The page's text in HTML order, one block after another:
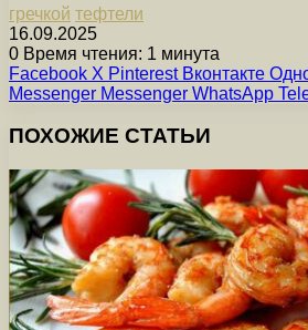
гречкой тефтели
16.09.2025
0 Время чтения: 1 минута
Facebook X Pinterest Вконтакте
Messenger Messenger WhatsApp
ПОХОЖИЕ СТАТЬИ